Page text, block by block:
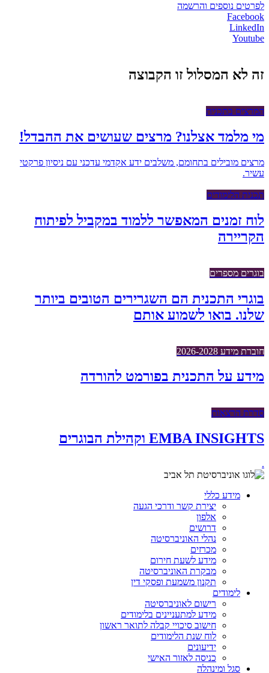
לפרטים נוספים והרשמה
Facebook
LinkedIn
Youtube
זה לא המסלול זו הקבוצה
המרצים בתכנית
מי מלמד אצלנו? מרצים שעושים את ההבדל!
מרצים מובילים בתחומם, משלבים ידע אקדמי עדכני עם ניסיון פרקטי
עשיר.
תכנית הלימודים
לוח זמנים המאפשר ללמוד במקביל לפיתוח
הקריירה
בוגרים מספרים
בוגרי התכנית הם השגרירים הטובים ביותר
שלנו. בואו לשמוע אותם
חוברת מידע 2026-2028
מידע על התכנית בפורמט להורדה
סדרת הרצאות
EMBA INSIGHTS וקהילת הבוגרים
.
מידע כללי
יצירת קשר ודרכי הגעה
אלפון
דרושים
נהלי האוניברסיטה
מכרזים
מידע לשעת חירום
מבקרת האוניברסיטה
תקנון משמעת ופסקי דין
לימודים
רישום לאוניברסיטה
מידע למתעניינים בלימודים
חישוב סיכויי קבלה לתואר ראשון
לוח שנת הלימודים
ידיעונים
כניסה לאזור האישי
סגל ומינהלה